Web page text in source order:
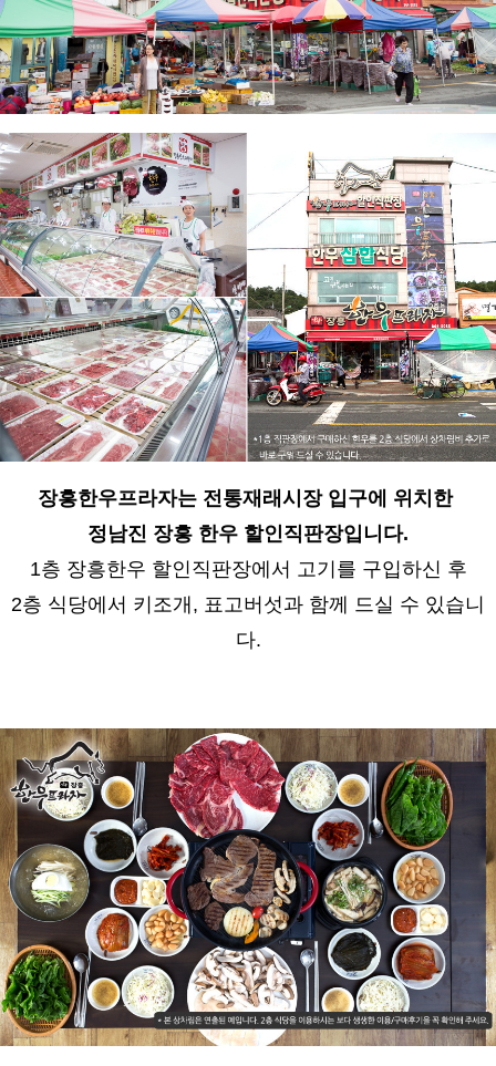
장흥한우프라자는 전통재래시장 입구에 위치한
정남진 장흥 한우 할인직판장입니다.
1층 장흥한우 할인직판장에서 고기를 구입하신 후
2층 식당에서 키조개, 표고버섯과 함께 드실 수 있습니
다.